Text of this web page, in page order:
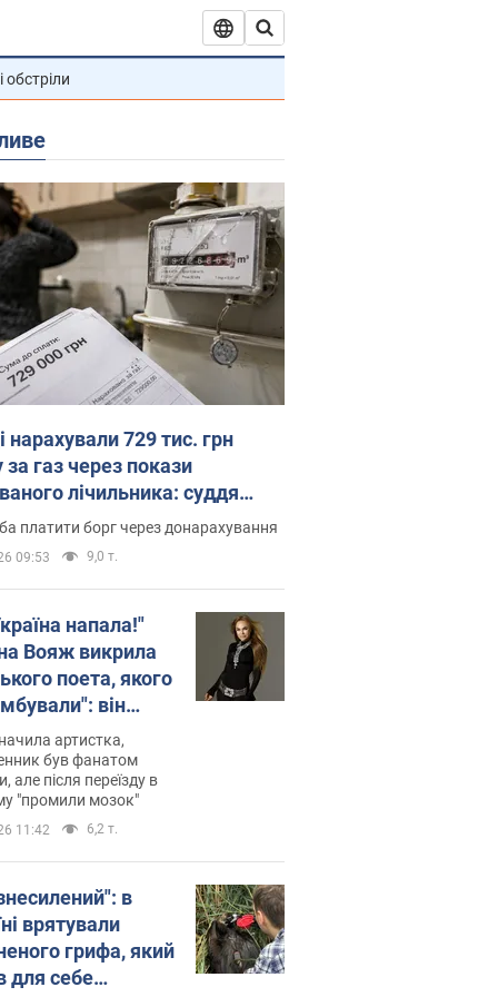
обстріли
нарахували 729 тис. грн
за газ через покази
лічильника: суддя
неочікуване рішення
платити борг через донарахування
09:53 9,0 т.
напала!"
Вояж викрила
поета, якого
він
російської не
тепер хоче
українців
артистка,
був фанатом
але після переїзду в
"промили мозок"
11:42 6,2 т.
в
врятували
грифа, який
для себе